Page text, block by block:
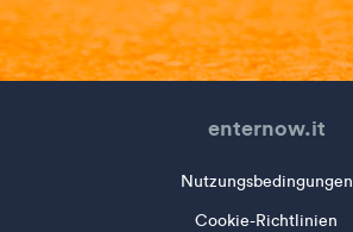
enternow.it
Nutzungsbedingungen
Cookie-Richtlinien